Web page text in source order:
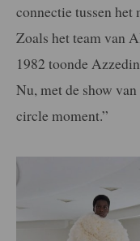
connectie tussen het
Zoals het team van
1982 toonde
Nu, met de show
circle moment.”